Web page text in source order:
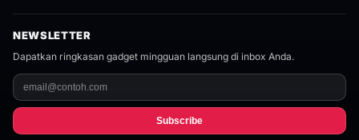
NEWSLETTER
Dapatkan ringkasan gadget mingguan langsung di inbox Anda.
Subscribe